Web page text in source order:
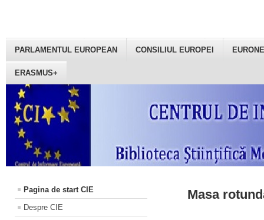
PARLAMENTUL EUROPEAN CONSILIUL EUROPEI
ERASMUS+
Pagina de start CIE
Despre CIE
Masa